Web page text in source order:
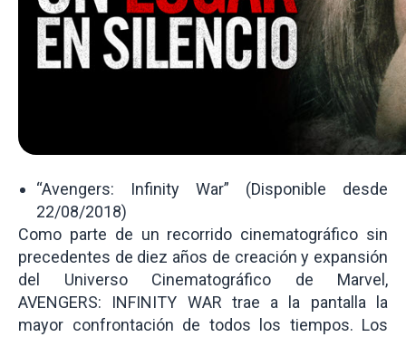
“Avengers: Infinity War” (Disponible desde
22/08/2018)
Como parte de un recorrido cinematográfico sin
precedentes de diez años de creación y expansión
del Universo Cinematográfico de Marvel,
AVENGERS: INFINITY WAR trae a la pantalla la
mayor confrontación de todos los tiempos. Los